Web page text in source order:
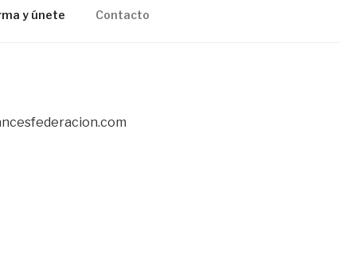
y únete Contacto